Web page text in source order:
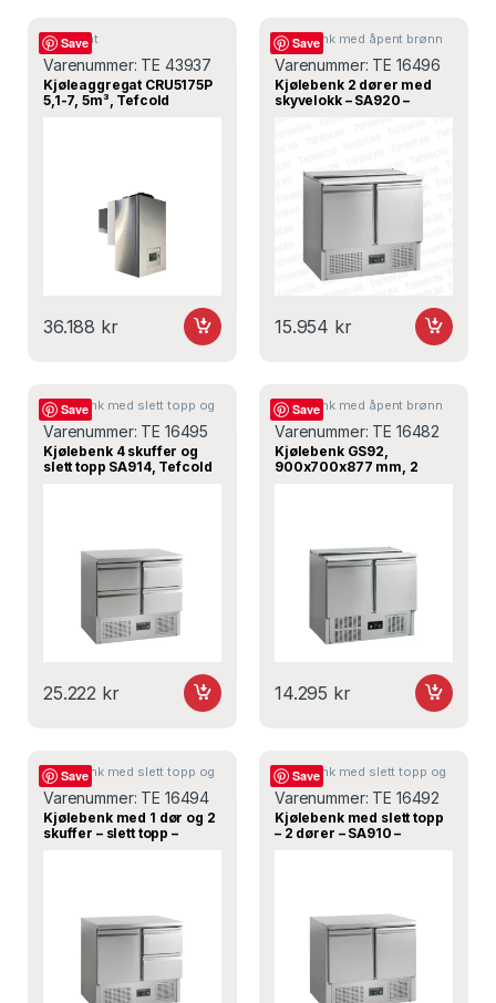
Save
Aggregat
Varenummer: TE 43937
Kjøleaggregat CRU5175P
5,1-7, 5m³, Tefcold
36.188 kr
Save
Kjølebenk med åpent brønn
Varenummer: TE 16496
Kjølebenk 2 dører med
skyvelokk – SA920 –
15.954 kr
Save
Kjølebenk med slett topp og
med oppkant
Varenummer: TE 16495
Kjølebenk 4 skuffer og
slett topp SA914, Tefcold
25.222 kr
Save
Kjølebenk med åpent brønn
Varenummer: TE 16482
Kjølebenk GS92,
900x700x877 mm, 2
14.295 kr
Save
Kjølebenk med slett topp og
med oppkant
Varenummer: TE 16494
Kjølebenk med 1 dør og 2
skuffer – slett topp –
Save
Kjølebenk med slett topp og
med oppkant
Varenummer: TE 16492
Kjølebenk med slett topp
– 2 dører – SA910 –